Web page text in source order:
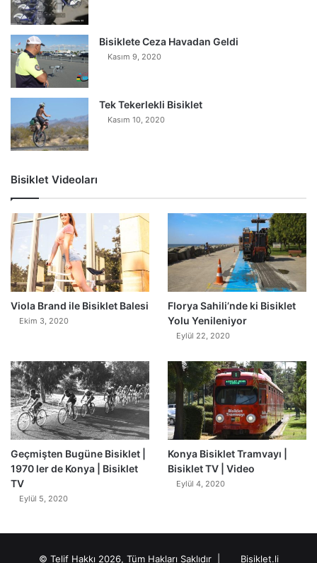
Bisiklete Ceza Havadan Geldi
Kasım 9, 2020
Tek Tekerlekli Bisiklet
Kasım 10, 2020
Bisiklet Videoları
Viola Brand ile Bisiklet Balesi
Ekim 3, 2020
0
Florya Sahili’nde ki Bisiklet
Yolu Yenileniyor
Eylül 22, 2020
Geçmişten Bugüne Bisiklet |
1970 ler de Konya | Bisiklet
TV
Eylül 5, 2020
Konya Bisiklet Tramvayı |
Bisiklet TV | Video
Eylül 4, 2020
© Telif Hakkı 2026, Tüm Hakları Saklıdır | Bisiklet.li